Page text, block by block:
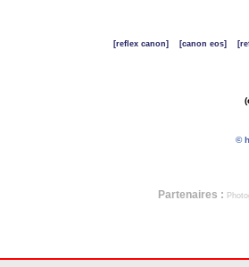
[reflex canon] [canon eos]
©
Partenaires :